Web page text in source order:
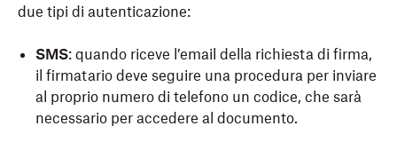
due tipi di autenticazione:
SMS: quando riceve l’email della richiesta di firma,
il firmatario deve seguire una procedura per inviare
al proprio numero di telefono un codice, che sarà
necessario per accedere al documento.